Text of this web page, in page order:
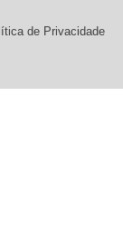
de Privacidade